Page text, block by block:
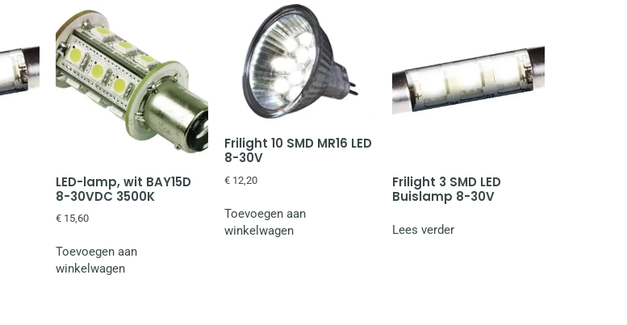
LED-lamp, wit BAY15D
8-30VDC 3500K
€15,60
Toevoegen aan
winkelwagen
Frilight 10 SMD MR16 LED
8-30V
€12,20
Toevoegen aan
winkelwagen
Frilight 3 SMD LED
Buislamp 8-30V
Lees verder